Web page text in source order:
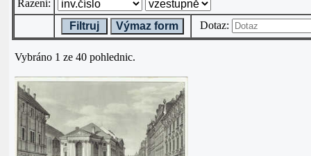
Řazení:
Filtruj
Výmaz form Dotaz:
Vybráno 1 ze 40 pohlednic.